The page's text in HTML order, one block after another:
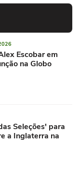
Escobar em
na Globo
Seleções' para
a Inglaterra na